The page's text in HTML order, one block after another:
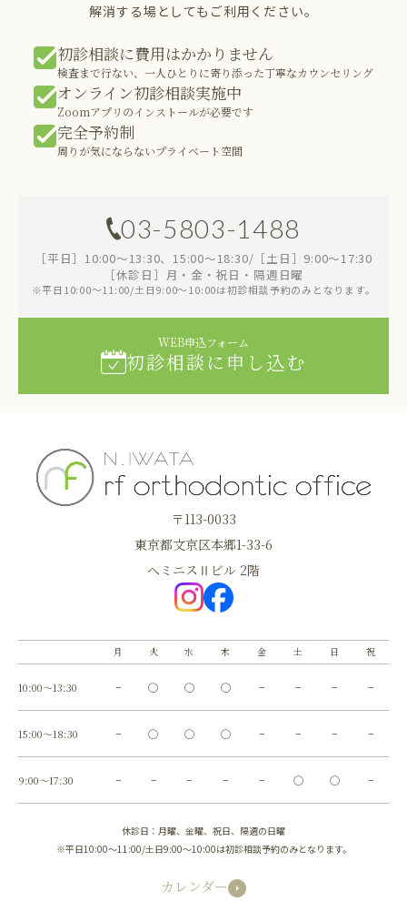
解消する場としてもご利用ください。
初診相談に費用はかかりません
検査まで行ない、一人ひとりに寄り添った丁寧なカウンセリング
オンライン初診相談実施中
Zoomアプリのインストールが必要です
完全予約制
周りが気にならないプライベート空間
03-5803-1488
［平日］10:00～13:30、15:00～18:30/［土日］9:00～17:30
［休診日］月・金・祝日・隔週日曜
※平日10:00～11:00/土日9:00～10:00は初診相談予約のみとなります。
WEB申込フォーム
初診相談に申し込む
〒113-0033
東京都文京区本郷1-33-6
へミニスⅡビル 2階
月 火 水 木 金 土 日 祝
10:00～13:30 − ◯ ◯ ◯ − − − −
15:00～18:30 − ◯ ◯ ◯ − − − −
9:00～17:30 − − − − − ◯ ◯ −
休診日：月曜、金曜、祝日、隔週の日曜
※平日10:00～11:00/土日9:00～10:00は初診相談予約のみとなります。
カレンダー